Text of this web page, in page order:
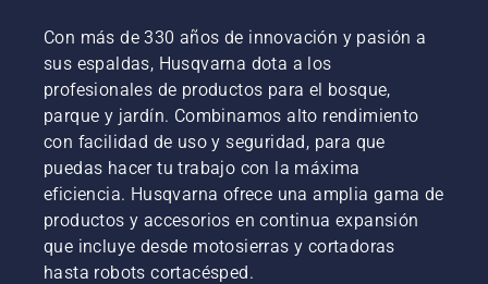
Con más de 330 años de innovación y pasión a
sus espaldas, Husqvarna dota a los
profesionales de productos para el bosque,
parque y jardín. Combinamos alto rendimiento
con facilidad de uso y seguridad, para que
puedas hacer tu trabajo con la máxima
eficiencia. Husqvarna ofrece una amplia gama de
productos y accesorios en continua expansión
que incluye desde motosierras y cortadoras
hasta robots cortacésped.